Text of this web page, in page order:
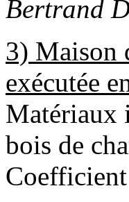
Bertrand
3) Maison
exécutée
Matériaux
bois de